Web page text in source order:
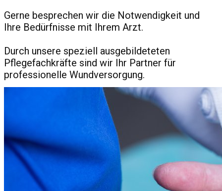
Gerne besprechen wir die Notwendigkeit und
Ihre Bedürfnisse mit Ihrem Arzt.
Durch unsere speziell ausgebildeteten
Pflegefachkräfte sind wir Ihr Partner für
professionelle Wundversorgung.